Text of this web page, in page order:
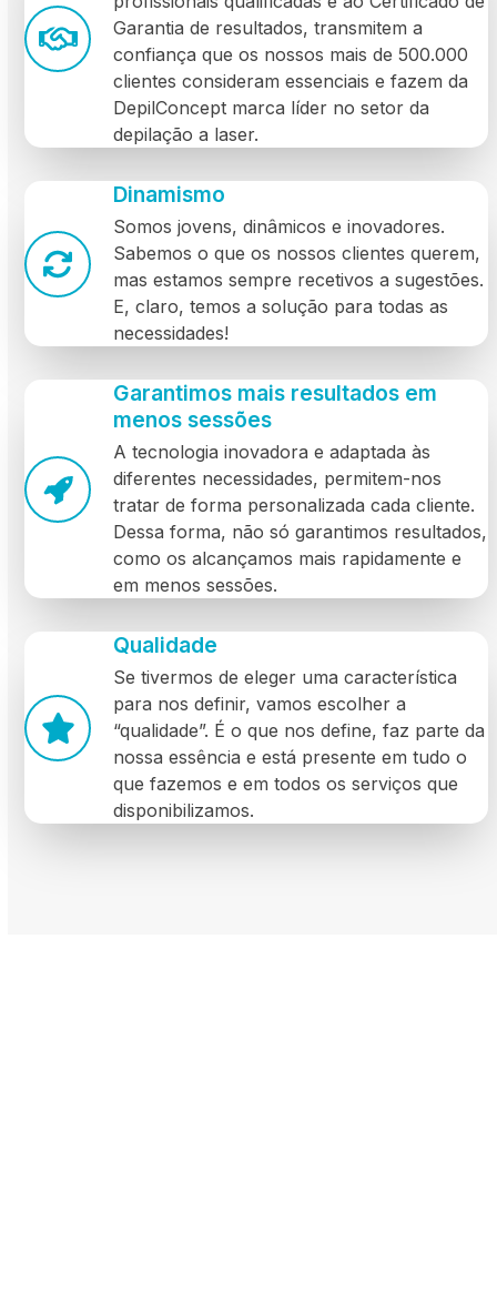
Garantia de resultados, transmitem a
confiança que os nossos mais de 500.000
clientes consideram essenciais e fazem da
DepilConcept marca líder no setor da
depilação a laser.
Dinamismo
Somos jovens, dinâmicos e inovadores.
Sabemos o que os nossos clientes querem,
mas estamos sempre recetivos a sugestões.
E, claro, temos a solução para todas as
necessidades!
Garantimos mais resultados em
menos sessões
A tecnologia inovadora e adaptada às
diferentes necessidades, permitem-nos
tratar de forma personalizada cada cliente.
Dessa forma, não só garantimos resultados,
como os alcançamos mais rapidamente e
em menos sessões.
Qualidade
Se tivermos de eleger uma característica
para nos definir, vamos escolher a
“qualidade”. É o que nos define, faz parte da
nossa essência e está presente em tudo o
que fazemos e em todos os serviços que
disponibilizamos.